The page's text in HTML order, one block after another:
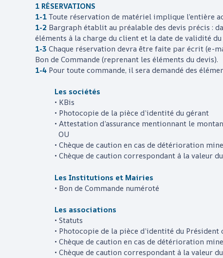
1 RÉSERVATIONS
1-1Toute réservation de matériel implique l’entière
1-2 Bargraphétablit au préalable des devis précis :
éléments à la charge du client et la date de validité du
1-3 Chaque réservation devra être faite par écrit (e-
Bon de Commande (reprenant les éléments du devis).
1-4 Pour toute commande, il sera demandé des
Les sociétés
• KBis
• Photocopie de la pièce d’identité du gérant
• Attestation d’assurance mentionnant le
OU
• Chèque de caution en cas de détérioration
• Chèque de caution correspondant à la valeur
Les Institutions et Mairies
• Bon de Commande numéroté
Les associations
• Statuts
• Photocopie de la pièce d’identité du Président
• Chèque de caution en cas de détérioration
• Chèque de caution correspondant à la valeur